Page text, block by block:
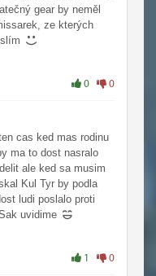
gear by neměl
ze kterých
0 0
cas ked mas rodinu
ma to dost nasralo
ale ked sa musim
Kul Tyr by podla
ludi poslalo proti
uvidime
1 0